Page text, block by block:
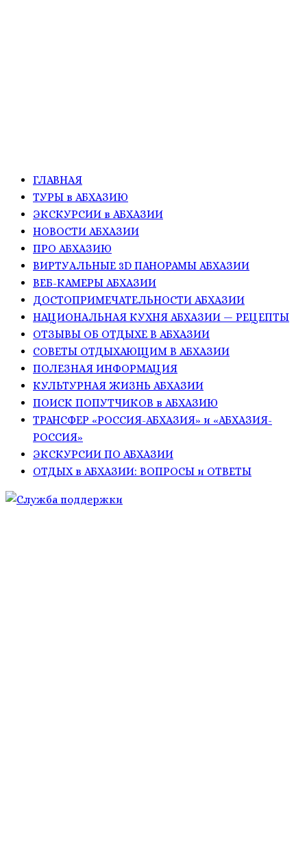
ГЛАВНАЯ
ТУРЫ в АБХАЗИЮ
ЭКСКУРСИИ в АБХАЗИИ
НОВОСТИ АБХАЗИИ
ПРО АБХАЗИЮ
ВИРТУАЛЬНЫЕ 3D ПАНОРАМЫ АБХАЗИИ
ВЕБ-КАМЕРЫ АБХАЗИИ
ДОСТОПРИМЕЧАТЕЛЬНОСТИ АБХАЗИИ
НАЦИОНАЛЬНАЯ КУХНЯ АБХАЗИИ — РЕЦЕПТЫ
ОТЗЫВЫ ОБ ОТДЫХЕ В АБХАЗИИ
СОВЕТЫ ОТДЫХАЮЩИМ В АБХАЗИИ
ПОЛЕЗНАЯ ИНФОРМАЦИЯ
КУЛЬТУРНАЯ ЖИЗНЬ АБХАЗИИ
ПОИСК ПОПУТЧИКОВ в АБХАЗИЮ
ТРАНСФЕР «РОССИЯ-АБХАЗИЯ» и «АБХАЗИЯ-
РОССИЯ»
ЭКСКУРСИИ ПО АБХАЗИИ
ОТДЫХ в АБХАЗИИ: ВОПРОСЫ и ОТВЕТЫ